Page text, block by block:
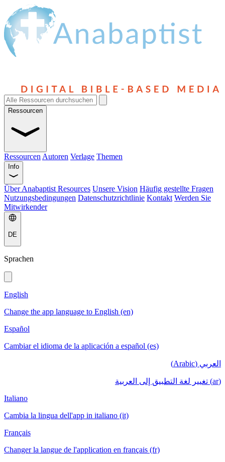
Ressourcen
Ressourcen Autoren Verlage Themen
Info
Über Anabaptist Resources Unsere Vision Häufig gestellte Fragen
Nutzungsbedingungen Datenschutzrichtlinie Kontakt Werden Sie
Mitwirkender
DE
Sprachen
English
Change the app language to English (en)
Español
Cambiar el idioma de la aplicación a español (es)
العربي (Arabic)
(ar) تغيير لغة التطبيق إلى العربية
Italiano
Cambia la lingua dell'app in italiano (it)
Français
Changer la langue de l'application en français (fr)